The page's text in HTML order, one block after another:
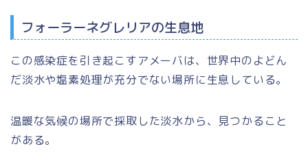
フォーラーネグレリアの生息地
この感染症を引き起こすアメーバは、世界中のよどん
だ淡水や塩素処理が充分でない場所に生息している。
温暖な気候の場所で採取した淡水から、見つかること
がある。